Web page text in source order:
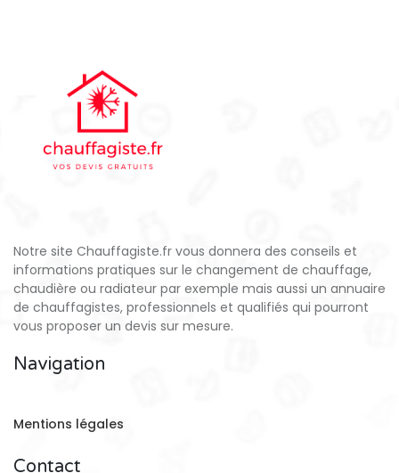
Notre site Chauffagiste.fr vous donnera des conseils et
informations pratiques sur le changement de chauffage,
chaudière ou radiateur par exemple mais aussi un annuaire
de chauffagistes, professionnels et qualifiés qui pourront
vous proposer un devis sur mesure.
Navigation
Mentions légales
Contact